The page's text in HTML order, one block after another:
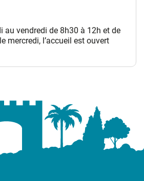
au vendredi de 8h30 à 12h et de
mercredi, l’accueil est ouvert